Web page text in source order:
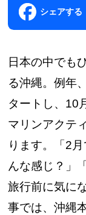
シェアする
日本の中でも
る沖縄。例年
タートし、10
マリンアクテ
ります。「2
んな感じ？」
旅行前に気に
事では、沖縄